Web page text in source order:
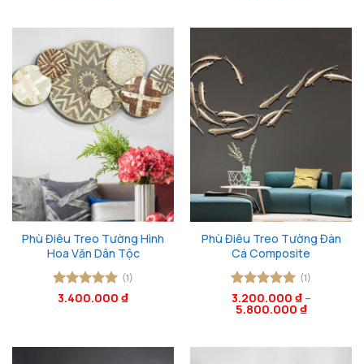
Phù Điêu Treo Tường Hình
Hoa Văn Dân Tộc
Được xếp
(1)
3.400.000 ₫
Phù Điêu Treo Tường Đàn
Cá Composite
Được xếp
hạng55
(1)
3.200.000 ₫–
5.800.000 ₫